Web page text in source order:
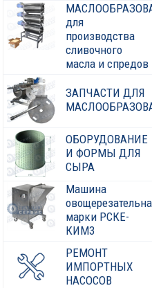
для
производства
сливочного
масла и спредов
ЗАПЧАСТИ ДЛЯ
ОБОРУДОВАНИЕ
И ФОРМЫ ДЛЯ
СЫРА
Машина
марки РСКЕ-
КИМ3
РЕМОНТ
ИМПОРТНЫХ
НАСОСОВ